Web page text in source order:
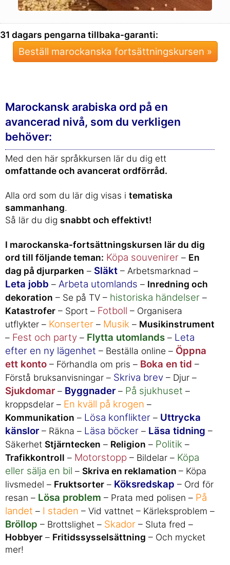
31 dagars pengarna tillbaka-garanti:
Beställ marockanska fortsättningskursen »
Marockansk arabiska ord på en
avancerad nivå, som du verkligen
behöver:
Med den här språkkursen lär du dig ett
omfattande och avancerat ordförråd.
Alla ord som du lär dig visas i tematiska
sammanhang.
Så lär du dig snabbt och effektivt!
I marockanska-fortsättningskursen lär du dig
ord till följande teman: Köpa souvenirer – En
dag på djurparken – Släkt – Arbetsmarknad –
Leta jobb – Arbeta utomlands – Inredning och
dekoration – Se på TV – historiska händelser –
Katastrofer – Sport – Fotboll – Organisera
utflykter – Konserter – Musik – Musikinstrument
– Fest och party – Flytta utomlands – Leta
efter en ny lägenhet – Beställa online – Öppna
ett konto – Förhandla om pris – Boka en tid –
Förstå bruksanvisningar – Skriva brev – Djur –
Sjukdomar – Byggnader – På sjukhuset –
kroppsdelar – En kväll på krogen –
Kommunikation – Lösa konflikter – Uttrycka
känslor – Räkna – Läsa böcker – Läsa tidning –
Säkerhet Stjärntecken – Religion – Politik –
Trafikkontroll – Motorstopp – Bildelar – Köpa
eller sälja en bil – Skriva en reklamation – Köpa
livsmedel – Fruktsorter – Köksredskap – Ord för
resan – Lösa problem – Prata med polisen – På
landet – I staden – Vid vattnet – Kärleksproblem –
Bröllop – Brottslighet – Skador – Sluta fred –
Hobbyer – Fritidssysselsättning – Och mycket
mer!